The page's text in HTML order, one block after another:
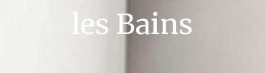
les Bains